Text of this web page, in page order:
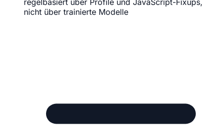
nicht über trainierte Modelle